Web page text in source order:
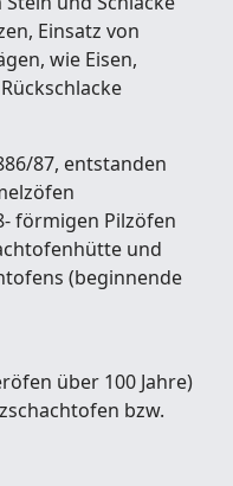
Einsatz von
wie Eisen,
87, entstanden
förmigen Pilzöfen
und
(beginnende
über 100 Jahre)
bzw.